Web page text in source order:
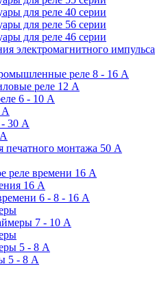
для реле 40 серии
для реле 56 cерии
для реле 46 cерии
электромагнитного импульса
реле 8 - 16 A
реле 12 A
6 - 10 A
30 A
печатного монтажа 50 А
реле времени 16 A
16 A
6 - 8 - 16 A
7 - 10 A
5 - 8 А
5 - 8 A